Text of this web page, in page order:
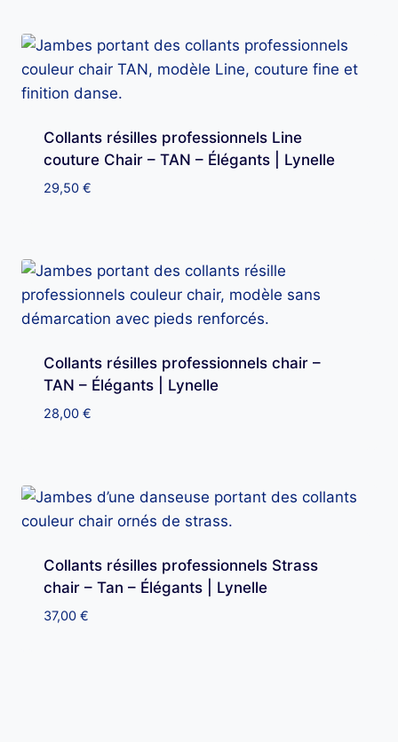
Collants résilles professionnels Line
couture Chair – TAN – Élégants | Lynelle
29,50 €
Collants résilles professionnels chair –
TAN – Élégants | Lynelle
28,00 €
Collants résilles professionnels Strass
chair – Tan – Élégants | Lynelle
37,00 €